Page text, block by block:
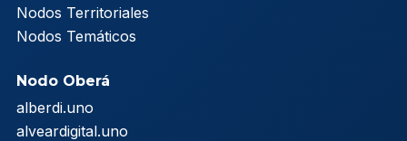
Nodos Territoriales
Nodos Temáticos
Nodo Oberá
alberdi.uno
alveardigital.uno